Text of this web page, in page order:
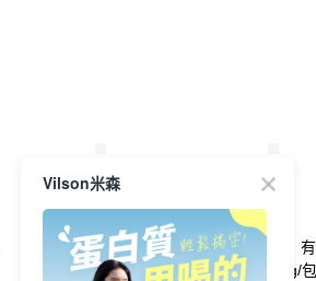
【米森 vilson】有機大
紅棗(295g/盒)
【米森 vilson】
麥八寶米(900g/
Vilson米森